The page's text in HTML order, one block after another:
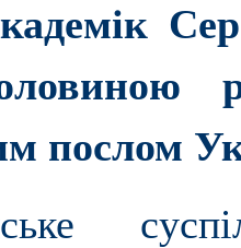
послом